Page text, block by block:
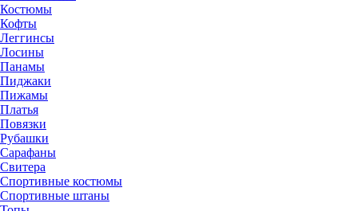
Костюмы
Кофты
Леггинсы
Лосины
Панамы
Пиджаки
Пижамы
Платья
Повязки
Рубашки
Сарафаны
Свитера
Спортивные костюмы
Спортивные штаны